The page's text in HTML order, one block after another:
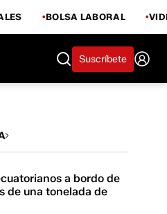
BOLSA LABORAL
Suscríbete
a bordo de
de una tonelada de